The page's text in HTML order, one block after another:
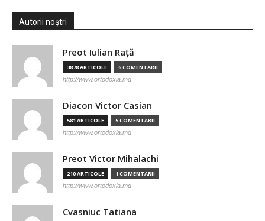
Autorii noștri
Preot Iulian Raţă
3878 ARTICOLE 6 COMENTARII
http://www.ortodoxia.md
Diacon Victor Casian
581 ARTICOLE 5 COMENTARII
http://www.ortodoxia.md
Preot Victor Mihalachi
210 ARTICOLE 1 COMENTARII
http://www.ortodoxia.md
Cvasniuc Tatiana